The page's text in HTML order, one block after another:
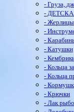
- Груза,
-
- Жерлицы
-
-
- Катушки
-
- Кольца
- Кольца
-
- Крючки
- Лак